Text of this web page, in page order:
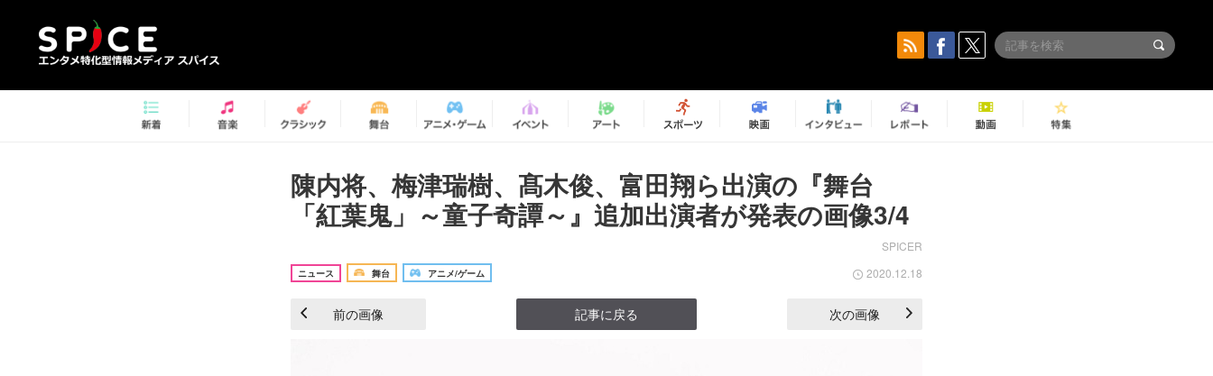
陳内将、梅津瑞樹、髙木俊、富田翔ら出演の『舞台
「紅葉鬼」～童子奇譚～』追加出演者が発表の画像3/4
SPICER
ニュース 舞台 アニメ/ゲーム 2020.12.18
前の画像 記事に戻る 次の画像